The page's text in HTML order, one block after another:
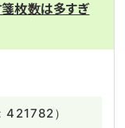
枚数は多すぎ
421782）